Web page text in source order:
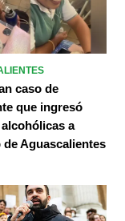
caso de
que ingresó
a
de Aguascalientes